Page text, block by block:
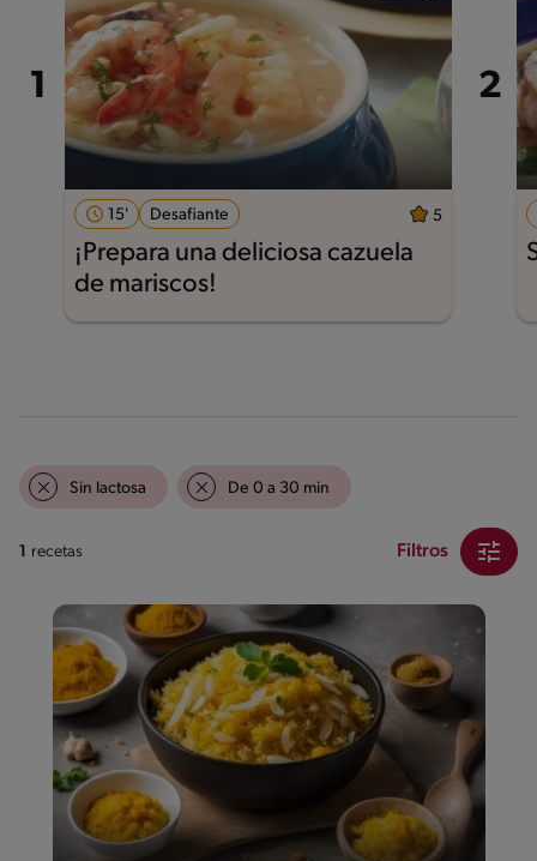
15' Desafiante 5
¡Prepara una deliciosa cazuela
de mariscos!
Sin lactosa De 0 a 30 min
1 recetas Filtros